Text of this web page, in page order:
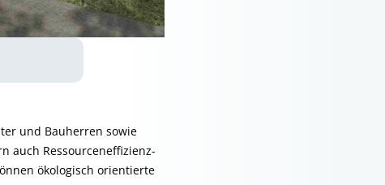
und Bauherren sowie
auch Ressourceneffizienz-
ökologisch orientierte